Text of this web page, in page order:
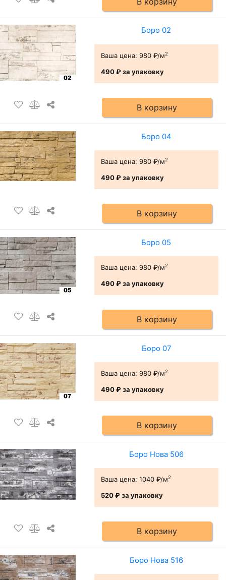
Боро 02
Ваша цена: 980 ₽/м2
490 ₽за упаковку
В корзину
Боро 04
Ваша цена: 980 ₽/м2
490 ₽за упаковку
В корзину
Боро 05
Ваша цена: 980 ₽/м2
490 ₽за упаковку
В корзину
Боро 07
Ваша цена: 980 ₽/м2
490 ₽за упаковку
В корзину
Боро Нова 506
Ваша цена: 1040 ₽/м2
520 ₽за упаковку
В корзину
Боро Нова 516